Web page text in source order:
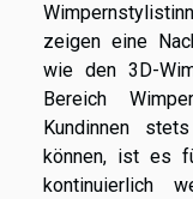
zeigen eine
wie den 3D-
Bereich
Kundinnen
können, ist es
kontinuierlich